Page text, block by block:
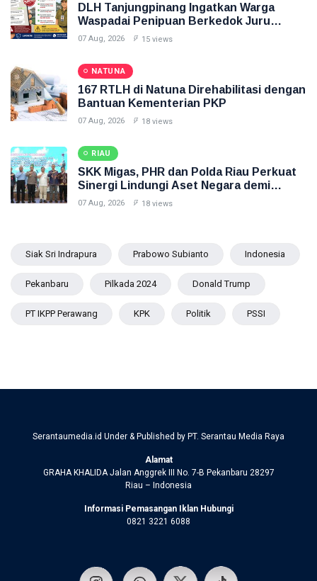
DLH Tanjungpinang Ingatkan Warga
Waspadai Penipuan Berkedok Juru
Pungut Retribusi Sampah
07 Aug, 2026 15 views
NATUNA
167 RTLH di Natuna Direhabilitasi dengan
Bantuan Kementerian PKP
07 Aug, 2026 18 views
RIAU
SKK Migas, PHR dan Polda Riau Perkuat
Sinergi Lindungi Aset Negara demi
Menjaga Ketahanan Energi Nasional
07 Aug, 2026 18 views
Siak Sri Indrapura Prabowo Subianto Indonesia
Pekanbaru Pilkada 2024 Donald Trump
PT IKPP Perawang KPK Politik PSSI
Serantaumedia.id Under & Published by PT. Serantau Media Raya
Alamat
GRAHA KHALIDA Jalan Anggrek III No. 7-B Pekanbaru 28297
Riau – Indonesia
Informasi Pemasangan Iklan Hubungi
0821 3221 6088